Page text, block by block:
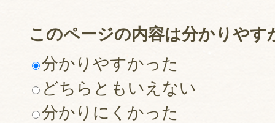
このページの内容は分かりやす
分かりやすかった
どちらともいえない
分かりにくかった